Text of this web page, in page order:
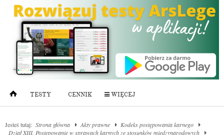
TESTY CENNIK WIĘCEJ
Jesteś tutaj: Strona główna Akty prawne
Kodeks postępowania karnego
Dział XIII. Postępowanie w sprawach karnych ze stosunków międzynarodowych